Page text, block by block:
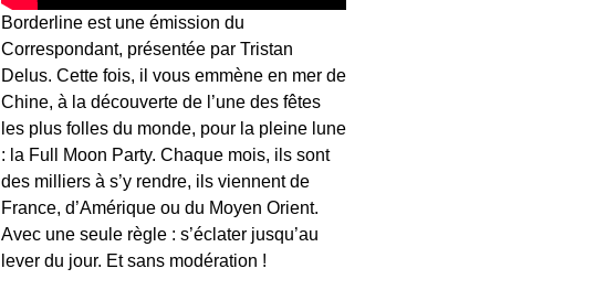
Borderline est une émission du
Correspondant, présentée par Tristan
Delus. Cette fois, il vous emmène en mer de
Chine, à la découverte de l’une des fêtes
les plus folles du monde, pour la pleine lune
: la Full Moon Party. Chaque mois, ils sont
des milliers à s’y rendre, ils viennent de
France, d’Amérique ou du Moyen Orient.
Avec une seule règle : s’éclater jusqu’au
lever du jour. Et sans modération !